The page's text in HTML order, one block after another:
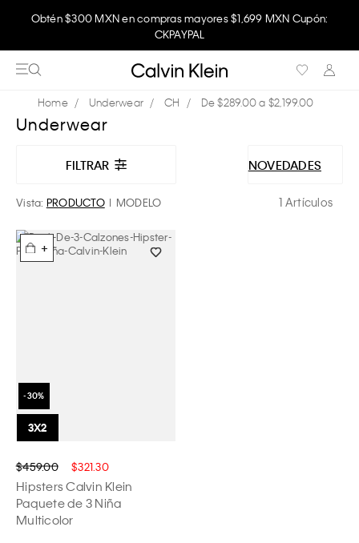
Obtén $300 MXN en compras mayores $1,699 MXN Cupón:
CKPAYPAL
Underwear CH De $289.00 a $2,199.00
Underwear
FILTRAR NOVEDADES
Vista: PRODUCTO MODELO 1 Artículos
+
$459.00 $321.30
Hipsters Calvin Klein
Paquete de 3 Niña
Multicolor